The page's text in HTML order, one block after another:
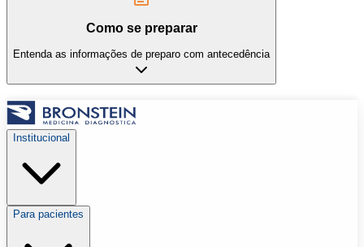
Como se preparar
Entenda as informações de preparo com antecedência
Institucional
Para pacientes